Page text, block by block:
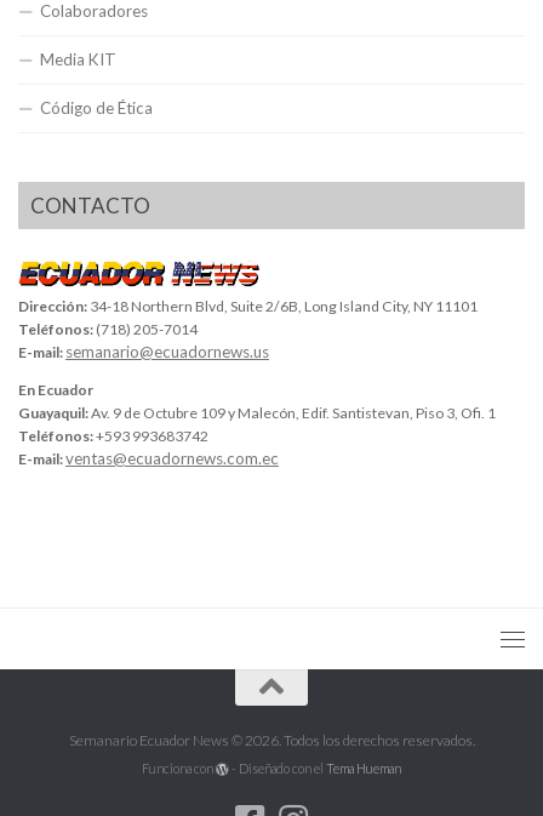
Colaboradores
Media KIT
Código de Ética
CONTACTO
Dirección: 34-18 Northern Blvd, Suite 2/6B, Long Island City, NY 11101
Teléfonos: (718) 205-7014
E-mail: semanario@ecuadornews.us
En Ecuador
Guayaquil:Av. 9 de Octubre 109 y Malecón, Edif. Santistevan, Piso 3, Ofi. 1
Teléfonos:+593 993683742
E-mail:ventas@ecuadornews.com.ec
Semanario Ecuador News © 2026. Todos los derechos reservados.
Funciona con - Diseñado con el Tema Hueman